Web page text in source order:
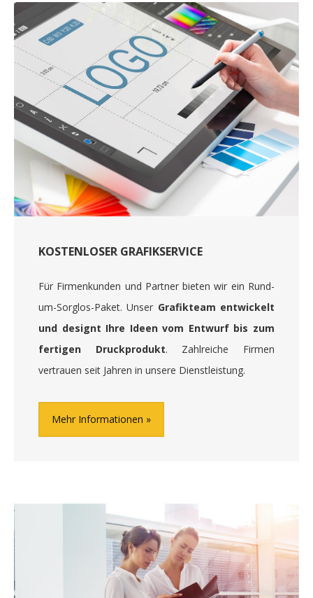
KOSTENLOSER GRAFIKSERVICE
Für Firmenkunden und Partner bieten wir ein Rund-
um-Sorglos-Paket. Unser Grafikteam entwickelt
und designt Ihre Ideen vom Entwurf bis zum
fertigen Druckprodukt. Zahlreiche Firmen
vertrauen seit Jahren in unsere Dienstleistung.
Mehr Informationen